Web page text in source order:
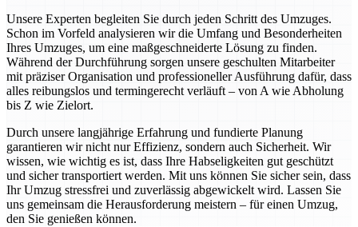
Unsere Experten begleiten Sie durch jeden Schritt des Umzuges.
Schon im Vorfeld analysieren wir die Umfang und Besonderheiten
Ihres Umzuges, um eine maßgeschneiderte Lösung zu finden.
Während der Durchführung sorgen unsere geschulten Mitarbeiter
mit präziser Organisation und professioneller Ausführung dafür, dass
alles reibungslos und termingerecht verläuft – von A wie Abholung
bis Z wie Zielort.
Durch unsere langjährige Erfahrung und fundierte Planung
garantieren wir nicht nur Effizienz, sondern auch Sicherheit. Wir
wissen, wie wichtig es ist, dass Ihre Habseligkeiten gut geschützt
und sicher transportiert werden. Mit uns können Sie sicher sein, dass
Ihr Umzug stressfrei und zuverlässig abgewickelt wird. Lassen Sie
uns gemeinsam die Herausforderung meistern – für einen Umzug,
den Sie genießen können.